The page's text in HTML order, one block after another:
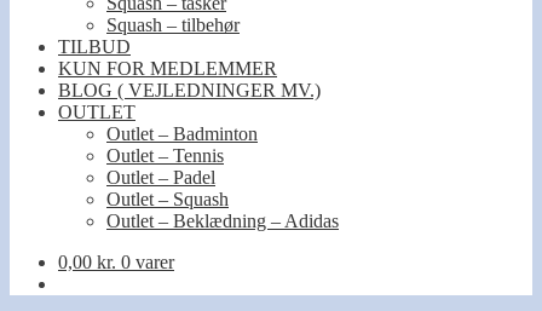
Squash – tilbehør
TILBUD
KUN FOR MEDLEMMER
BLOG ( VEJLEDNINGER MV.)
OUTLET
Outlet – Badminton
Outlet – Tennis
Outlet – Padel
Outlet – Squash
Outlet – Beklædning – Adidas
0,00 kr. 0 varer